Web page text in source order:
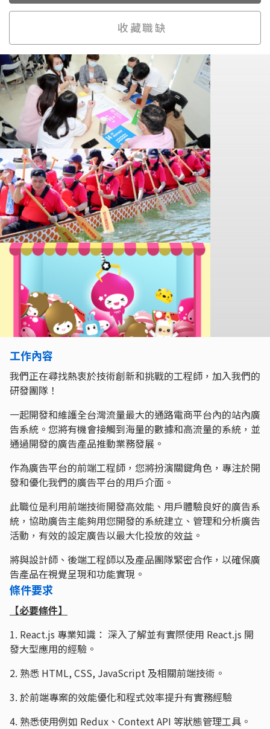
收藏職缺
工作內容
我們正在尋找熱衷於技術創新和挑戰的工程師，加入我們的
研發團隊！
一起開發和維護全台灣流量最大的通路電商平台內的站內廣
告系統。您將有機會接觸到海量的數據和高流量的系統，並
通過開發的廣告產品推動業務發展。
作為廣告平台的前端工程師，您將扮演關鍵角色，專注於開
發和優化我們的廣告平台的用戶介面。
此職位是利用前端技術開發高效能、用戶體驗良好的廣告系
統，協助廣告主能夠用您開發的系統建立、管理和分析廣告
活動，有效的設定廣告以最大化投放的效益。
將與設計師、後端工程師以及產品團隊緊密合作，以確保廣
告產品在視覺呈現和功能實現。
條件要求
【必要條件】
1. React.js 專業知識： 深入了解並有實際使用 React.js 開
發大型應用的經驗。
2. 熟悉 HTML, CSS, JavaScript 及相關前端技術。
3. 於前端專案的效能優化和程式效率提升有實務經驗
4. 熟悉使用例如 Redux、Context API 等狀態管理工具。